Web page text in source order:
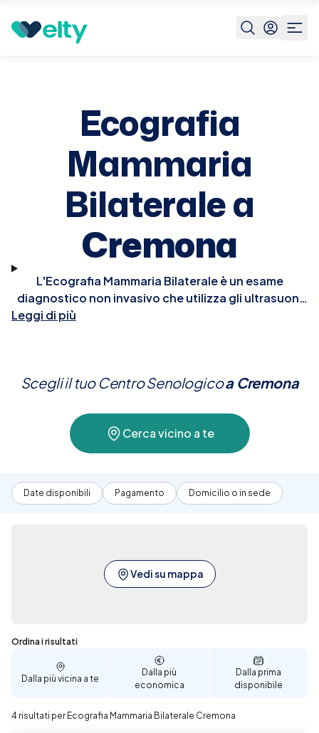
Prenota visita Ecografia Mammaria Bilaterale Cremona
Ecografia
Mammaria
Bilaterale a
Cremona
L'Ecografia Mammaria Bilaterale è un esame
diagnostico non invasivo che utilizza gli ultrasuoni
per esaminare entrambe le mammelle. Questo
alla mammografia, soprattutto in donne con
comporta l'uso di radiazioni e non richiede
preparazioni particolari, rendendola una scelta
eccellente per il monitoraggio regolare della salute
di prenotare facilmente un'Ecografia Mammaria
Bilaterale presso le migliori cliniche convenzionate.
decisione ben informata. Ci impegniamo a facilitare
la ricerca e la prenotazione di queste importanti
passaggi, puoi scegliere la data e l'ora che meglio si
adattano alle tue necessità, rendendo la
prenotazione semplice e veloce. Prenota ora
un'Ecografia Mammaria Bilaterale a Cremona con
affidabile della tua salute mammaria.
Leggi di più
Scegli il tuo Centro Senologicoa Cremona
Cerca vicino a te
Date disponibili Pagamento Domicilio o in sede
Vedi su mappa
Sono stati trovati 4 risultati
Ordina i risultati
Dalla più vicina a te
Dalla più
economica
Dalla prima
disponibile
4 risultati per Ecografia Mammaria Bilaterale Cremona